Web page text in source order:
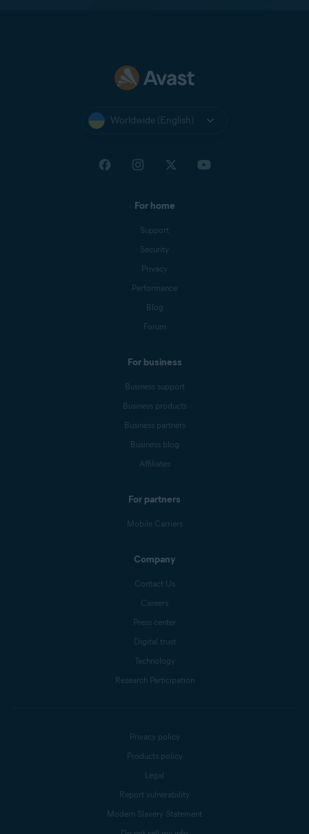
Worldwide (English)
For home
Support
Security
Privacy
Performance
Blog
Forum
For business
Business support
Business products
Business partners
Business blog
Affiliates
For partners
Mobile Carriers
Company
Contact Us
Careers
Press center
Digital trust
Technology
Research Participation
Privacy policy
Products policy
Legal
Report vulnerability
Modern Slavery Statement